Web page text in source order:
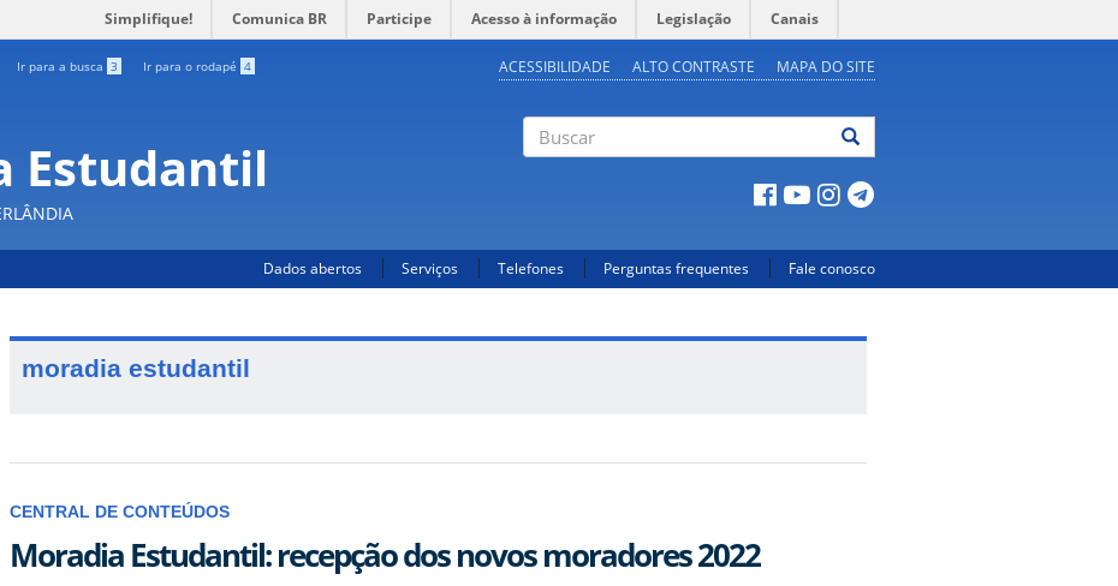
Simplifique! Comunica BR Participe Acesso à informação Legislação Canais
Ir para a busca 3 Ir para o rodapé 4 ACESSIBILIDADE ALTO CONTRASTE MAPA DO SITE
Estudantil
Dados abertos Serviços Telefones Perguntas frequentes Fale conosco
moradia estudantil
CENTRAL DE CONTEÚDOS
Moradia Estudantil: recepção dos novos moradores 2022